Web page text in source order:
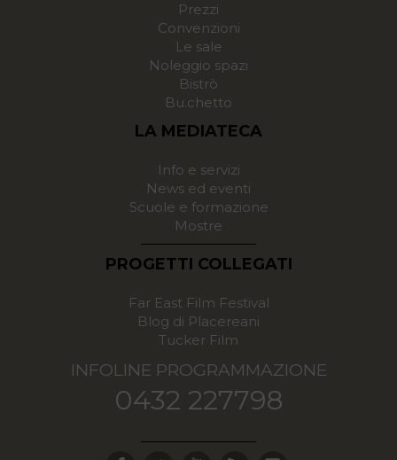
Prezzi
Convenzioni
Le sale
Noleggio spazi
Bistrò
Bu.chetto
LA MEDIATECA
Info e servizi
News ed eventi
Scuole e formazione
Mostre
PROGETTI COLLEGATI
Far East Film Festival
Blog di Placereani
Tucker Film
INFOLINE PROGRAMMAZIONE
0432 227798